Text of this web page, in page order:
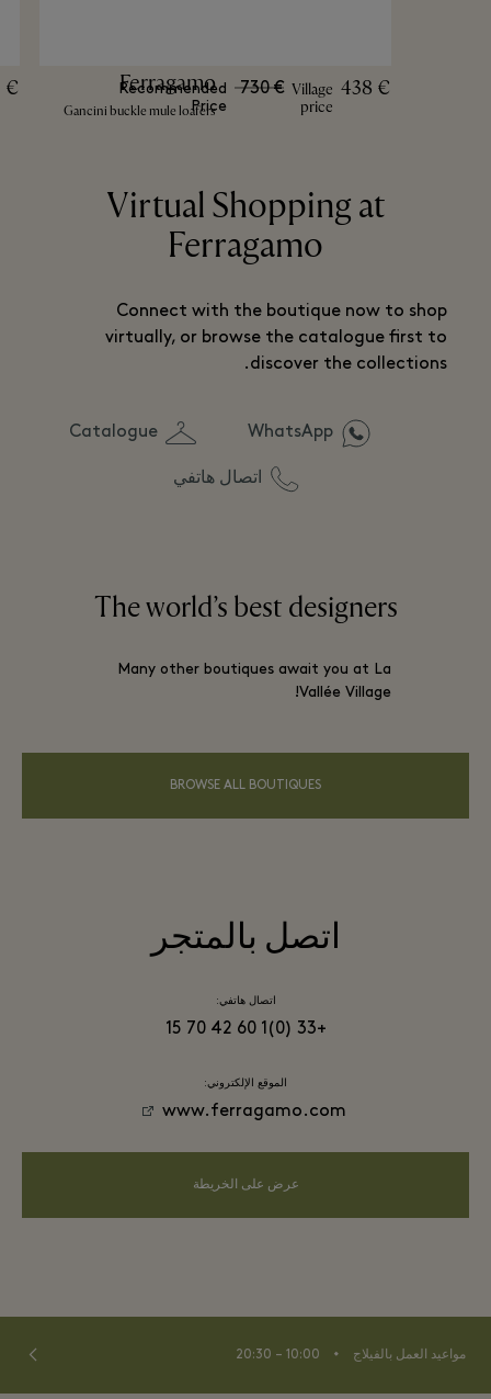
€ Ferragamo
Gancini buckle mule loafers
Village
price
438 €
Recommended
Price
730 €
Virtual Shopping at
Ferragamo
Connect with the boutique now to shop
virtually, or browse the catalogue first to
discover the collections.
WhatsApp
Catalogue
اتصال هاتفي
The world’s best designers
Many other boutiques await you at La
Vallée Village!
BROWSE ALL BOUTIQUES
اتصل بالمتجر
اتصال هاتفي:
+33 (0)1 60 42 70 15
الموقع الإلكتروني:
www.ferragamo.com
عرض على الخريطة
مواعيد العمل بالفيلاج ⬩
10:00 – 20:30